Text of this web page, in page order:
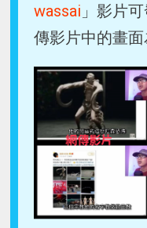
wassai 」影片
傳影片中的畫面